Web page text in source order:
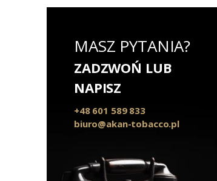
MASZ PYTANIA?
ZADZWOŃ LUB
NAPISZ
+48 601 589 833
biuro@akan-tobacco.pl